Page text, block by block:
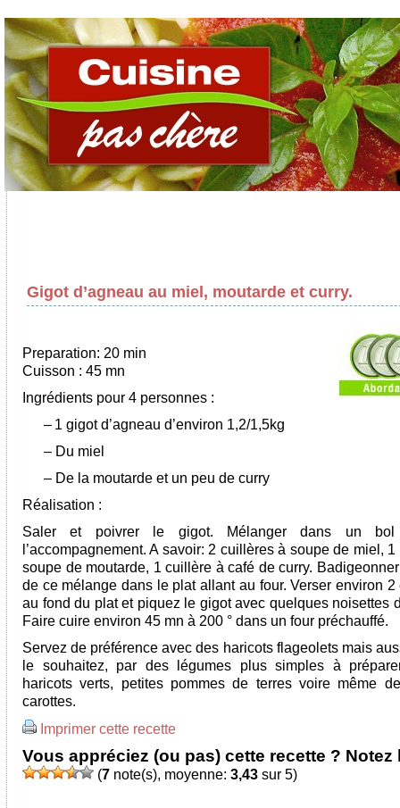
Gigot d’agneau au miel, moutarde et curry.
Preparation: 20 min
Cuisson : 45 mn
Ingrédients pour 4 personnes :
– 1 gigot d’agneau d’environ 1,2/1,5kg
– Du miel
– De la moutarde et un peu de curry
Réalisation :
Saler et poivrer le gigot. Mélanger dans un
l’accompagnement. A savoir: 2 cuillères à soupe de miel,
soupe de moutarde, 1 cuillère à café de curry. Badigeonner
de ce mélange dans le plat allant au four. Verser environ 2
au fond du plat et piquez le gigot avec quelques noisettes
Faire cuire environ 45 mn à 200 ° dans un four préchauffé.
Servez de préférence avec des haricots flageolets mais
le souhaitez, par des légumes plus simples à
haricots verts, petites pommes de terres voire même
carottes.
Imprimer cette recette
Vous appréciez (ou pas) cette recette ? Notez
(7 note(s), moyenne: 3,43 sur 5)